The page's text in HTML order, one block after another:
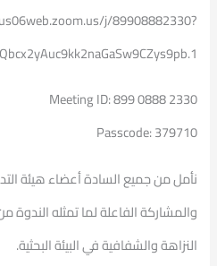
j/89908882330?
Meeting ID: 899 0888 2330
Passcode: 379710
نأمل من جميع السادة أعضاء هيئة
والمشاركة الفاعلة لما تمثله الندوة
النزاهة والشفافية في البيئة البحثية.